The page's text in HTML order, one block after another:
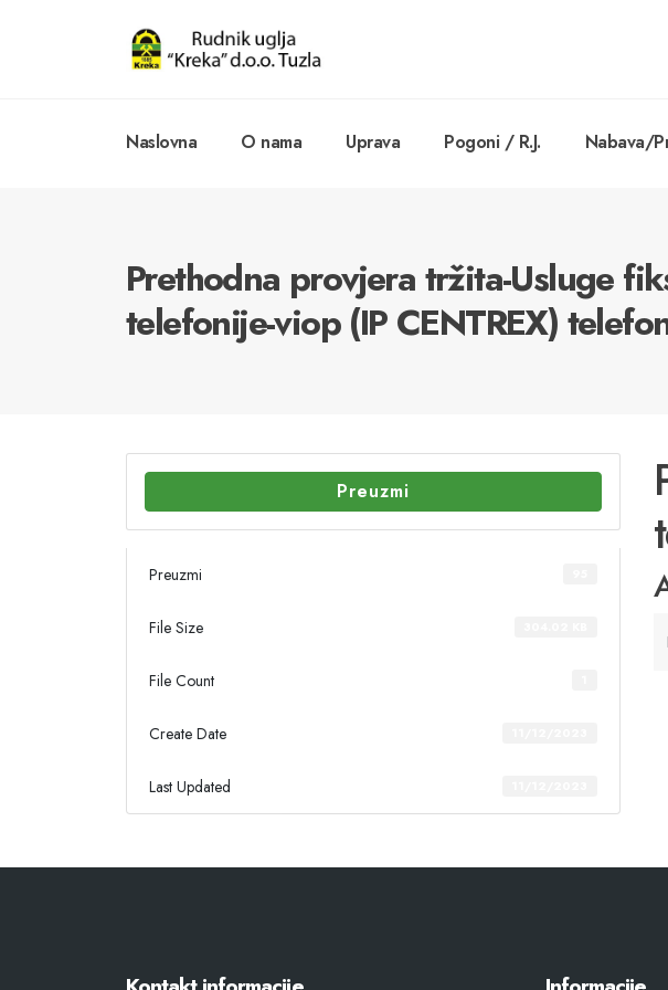
Naslovna O nama Uprava Pogoni / R.J. Nabava/
Prethodna provjera tržita-Usluge
telefonije-viop (IP CENTREX)
Preuzmi
Preuzmi
File Size
File Count
Create Date
Last Updated